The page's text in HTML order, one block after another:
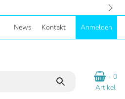
News Kontakt Anmelden
- 0
Artikel